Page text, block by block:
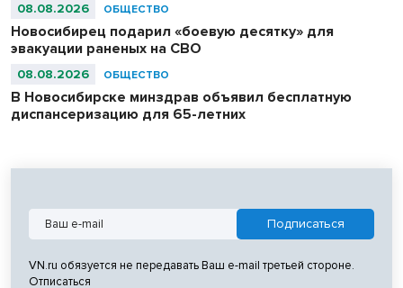
08.08.2026 ОБЩЕСТВО
Новосибирец подарил «боевую десятку» для
эвакуации раненых на СВО
08.08.2026 ОБЩЕСТВО
В Новосибирске минздрав объявил бесплатную
диспансеризацию для 65-летних
VN.ru обязуется не передавать Ваш e-mail третьей стороне.
Отписаться